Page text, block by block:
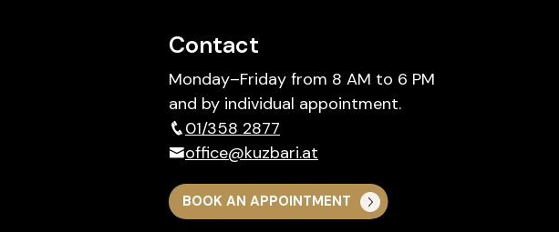
Contact
Monday–Friday from 8 AM to 6 PM
and by individual appointment.
01/358 2877
office@kuzbari.at
BOOK AN APPOINTMENT